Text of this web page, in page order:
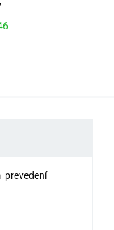
prevedení